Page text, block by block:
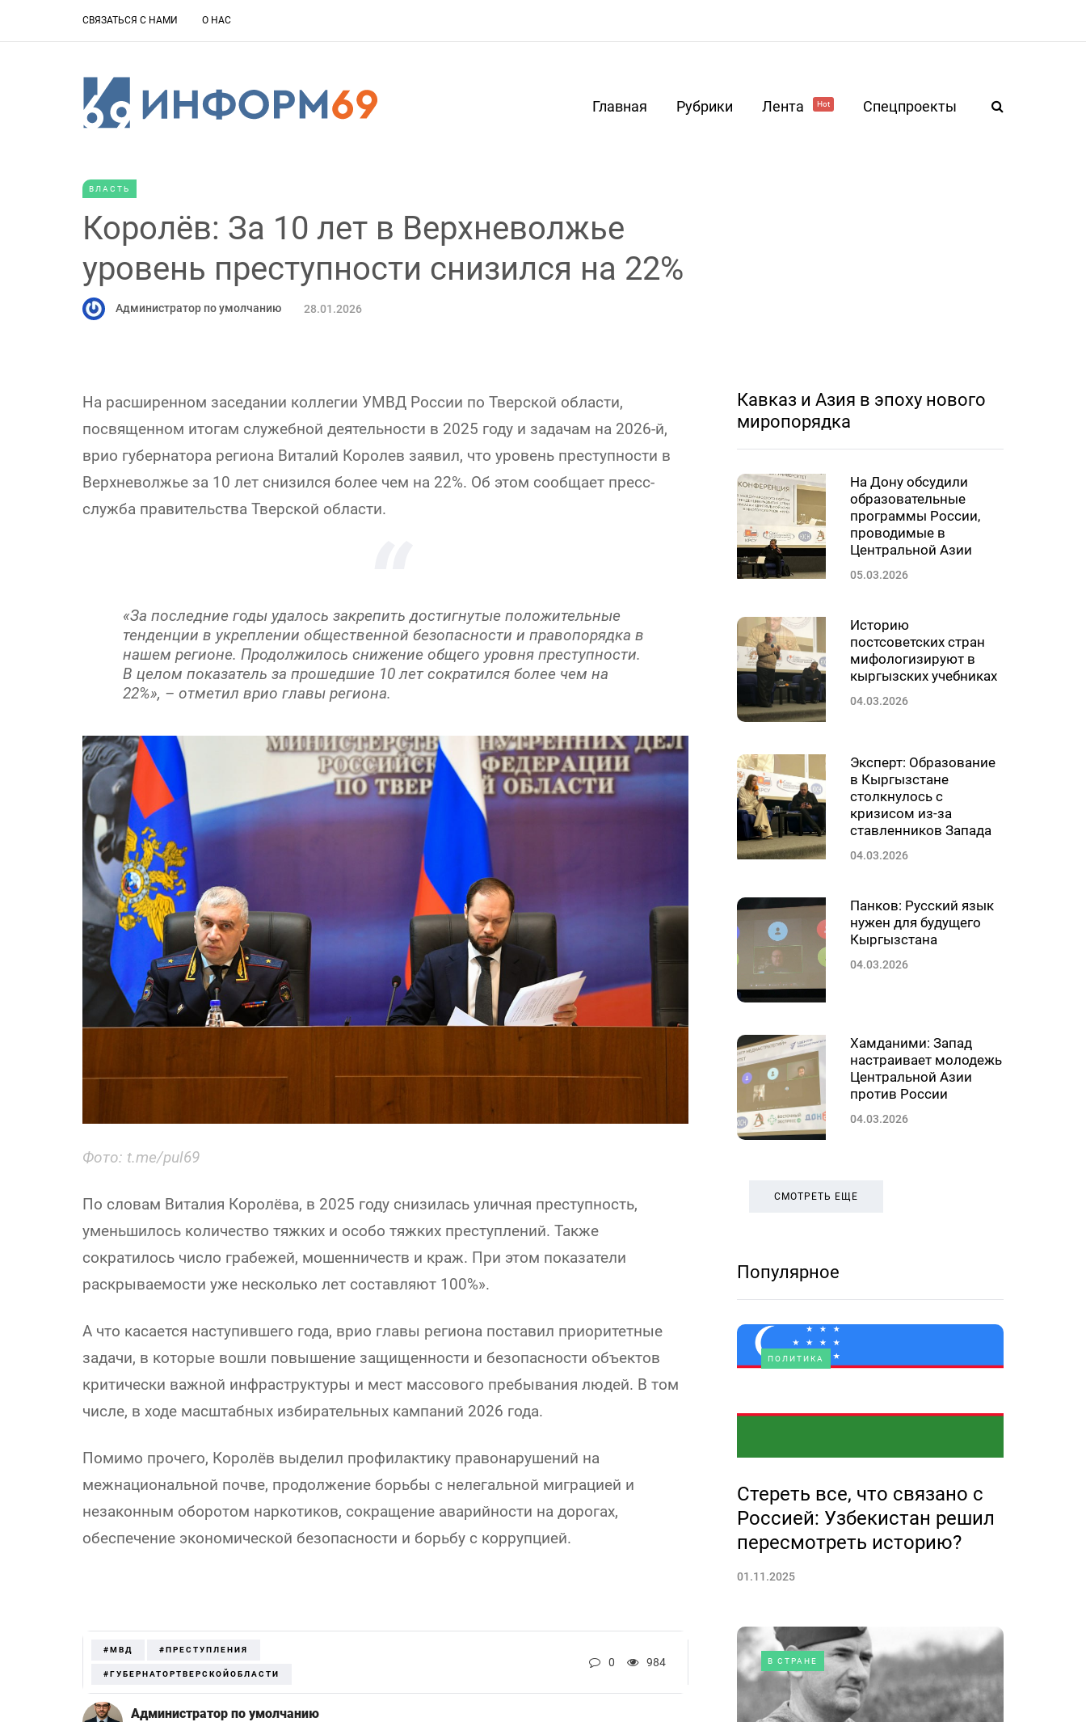
СВЯЗАТЬСЯ С НАМИ О НАС
Главная Рубрики Лента Hot Спецпроекты
ВЛАСТЬ
Королёв: За 10 лет в Верхневолжье
уровень преступности снизился на 22%
Администратор по умолчанию 28.01.2026
На расширенном заседании коллегии УМВД России по Тверской области,
посвященном итогам служебной деятельности в 2025 году и задачам на 2026-й,
врио губернатора региона Виталий Королев заявил, что уровень преступности в
Верхневолжье за 10 лет снизился более чем на 22%. Об этом сообщает пресс-
служба правительства Тверской области.
«За последние годы удалось закрепить достигнутые положительные
тенденции в укреплении общественной безопасности и правопорядка в
нашем регионе. Продолжилось снижение общего уровня преступности.
В целом показатель за прошедшие 10 лет сократился более чем на
22%», – отметил врио главы региона.
Фото: t.me/pul69
По словам Виталия Королёва, в 2025 году снизилась уличная преступность,
уменьшилось количество тяжких и особо тяжких преступлений. Также
сократилось число грабежей, мошенничеств и краж. При этом показатели
раскрываемости уже несколько лет составляют 100%».
А что касается наступившего года, врио главы региона поставил приоритетные
задачи, в которые вошли повышение защищенности и безопасности объектов
критически важной инфраструктуры и мест массового пребывания людей. В том
числе, в ходе масштабных избирательных кампаний 2026 года.
Помимо прочего, Королёв выделил профилактику правонарушений на
межнациональной почве, продолжение борьбы с нелегальной миграцией и
незаконным оборотом наркотиков, сокращение аварийности на дорогах,
обеспечение экономической безопасности и борьбу с коррупцией.
#МВД #ПРЕСТУПЛЕНИЯ
#ГУБЕРНАТОРТВЕРСКОЙОБЛАСТИ
0 984
Администратор по умолчанию
Кавказ и Азия в эпоху нового
миропорядка
На Дону обсудили
образовательные
программы России,
проводимые в
Центральной Азии
05.03.2026
Историю
постсоветских стран
мифологизируют в
кыргызских учебниках
04.03.2026
Эксперт: Образование
в Кыргызстане
столкнулось с
кризисом из-за
ставленников Запада
04.03.2026
Панков: Русский язык
нужен для будущего
Кыргызстана
04.03.2026
Хамданими: Запад
настраивает молодежь
Центральной Азии
против России
04.03.2026
СМОТРЕТЬ ЕЩЕ
Популярное
ПОЛИТИКА
Стереть все, что связано с
Россией: Узбекистан решил
пересмотреть историю?
01.11.2025
В СТРАНЕ